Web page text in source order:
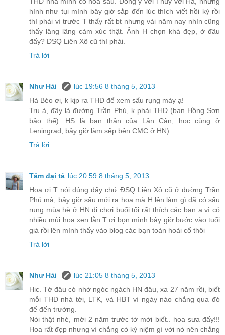
hình như tụi mình bây giờ sắp đến lúc thích viết hồi ký rồi
thì phải vì trước T thấy rất bt nhưng vài năm nay nhìn cũng
thấy lâng lâng cảm xúc thật. Ảnh H chọn khá đẹp, ở đâu
đấy? ĐSQ Liên Xô cũ thì phải.
Trả lời
Như Hải
lúc 19:56 8 tháng 5, 2013
Hà Béo ơi, k kịp ra THĐ để xem sấu rụng mày ạ!
Trụ à, đây là đường Trần Phú, k phải THĐ (bạn Hồng Sơn
bảo thế). HS là bạn thân của Lân Cận, học cùng ở
Leningrad, bây giờ làm sếp bên CMC ở HN).
Trả lời
Tâm đại tá lúc 20:59 8 tháng 5, 2013
Hoa ơi T nói đúng đấy chứ ĐSQ Liên Xô cũ ở đường Trần
Phú mà, bây giờ sấu mới ra hoa mà H lên làm gì đã có sấu
rụng mùa hè ở HN đi chơi buổi tối rất thích các bạn ạ vì có
nhiều mùi hoa xen lẫn T ơi bọn mình bây giờ bước vào tuổi
già rồi lên mình thấy vào blog các bạn toàn hoài cổ thôi
Trả lời
Như Hải
lúc 21:05 8 tháng 5, 2013
Hic. Tớ đâu có nhớ ngóc ngách HN đâu, xa 27 năm rồi, biết
mỗi THĐ nhà tới, LTK, và HBT vì ngày nào chẳng qua đó
để đến trường.
Nói thật nhé, mới 2 năm trước tớ mới biết.. hoa sưa đấy!!!
Hoa rất đẹp nhưng vì chẳng có kỷ niệm gì với nó nên chẳng